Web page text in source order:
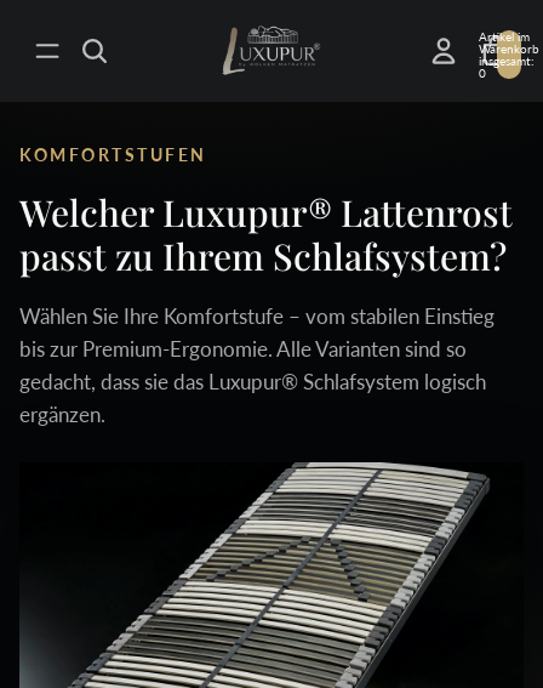
Artikel im
Warenkorb
insgesamt:
0
KOMFORTSTUFEN
Welcher Luxupur® Lattenrost
passt zu Ihrem Schlafsystem?
Wählen Sie Ihre Komfortstufe – vom stabilen Einstieg
bis zur Premium-Ergonomie. Alle Varianten sind so
gedacht, dass sie das Luxupur® Schlafsystem logisch
ergänzen.